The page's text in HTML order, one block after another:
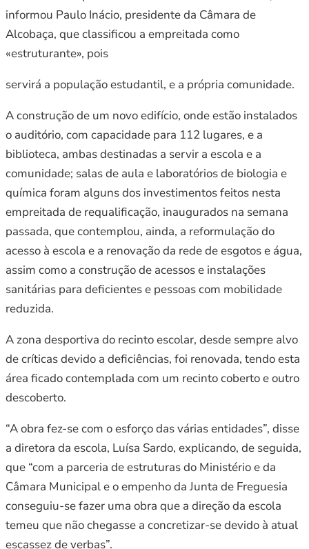
informou Paulo Inácio, presidente da Câmara de
Alcobaça, que classificou a empreitada como
«estruturante», pois
servirá a população estudantil, e a própria comunidade.
A construção de um novo edifício, onde estão instalados
o auditório, com capacidade para 112 lugares, e a
biblioteca, ambas destinadas a servir a escola e a
comunidade; salas de aula e laboratórios de biologia e
química foram alguns dos investimentos feitos nesta
empreitada de requalificação, inaugurados na semana
passada, que contemplou, ainda, a reformulação do
acesso à escola e a renovação da rede de esgotos e água,
assim como a construção de acessos e instalações
sanitárias para deficientes e pessoas com mobilidade
reduzida.
A zona desportiva do recinto escolar, desde sempre alvo
de críticas devido a deficiências, foi renovada, tendo esta
área ficado contemplada com um recinto coberto e outro
descoberto.
“A obra fez-se com o esforço das várias entidades”, disse
a diretora da escola, Luísa Sardo, explicando, de seguida,
que “com a parceria de estruturas do Ministério e da
Câmara Municipal e o empenho da Junta de Freguesia
conseguiu-se fazer uma obra que a direção da escola
temeu que não chegasse a concretizar-se devido à atual
escassez de verbas”.